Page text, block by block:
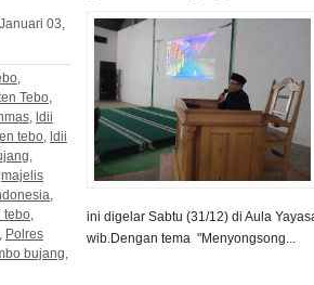
03,
Tebo
ldii
tebo ldii
majelis
tebo
Polres
bujang
ini digelar Sabtu (31/12) di Aula
wib.Dengan tema "Menyongsong...